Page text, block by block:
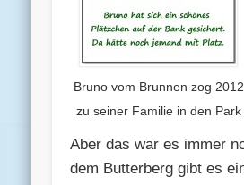
Bruno vom Brunnen zog 2012
zu seiner Familie in den Park
Aber das war es immer
dem Butterberg gibt es